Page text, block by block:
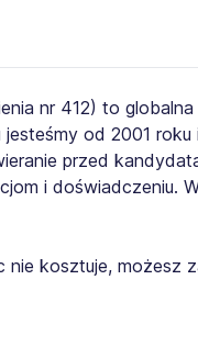
nr 412) to
od 2001
przed
i doświadczeniu.
nie kosztuje,